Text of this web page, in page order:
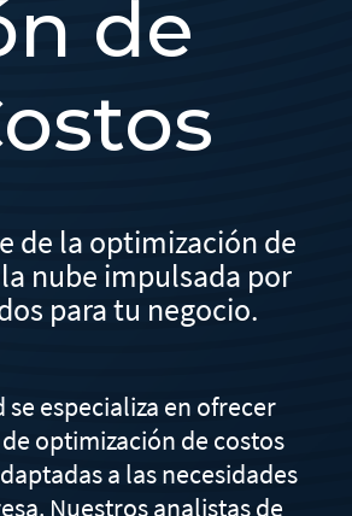
de
de la optimización de
nube impulsada por
para tu negocio.
se especializa en ofrecer
optimización de costos
a las necesidades
Nuestros analistas de